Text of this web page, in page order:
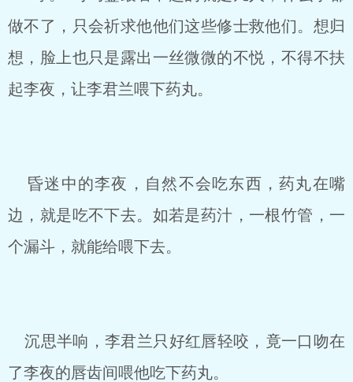
做不了，只会祈求他他们这些修士救他们。想归
想，脸上也只是露出一丝微微的不悦，不得不扶
起李夜，让李君兰喂下药丸。
昏迷中的李夜，自然不会吃东西，药丸在嘴
边，就是吃不下去。如若是药汁，一根竹管，一
个漏斗，就能给喂下去。
沉思半响，李君兰只好红唇轻咬，竟一口吻在
了李夜的唇齿间喂他吃下药丸。